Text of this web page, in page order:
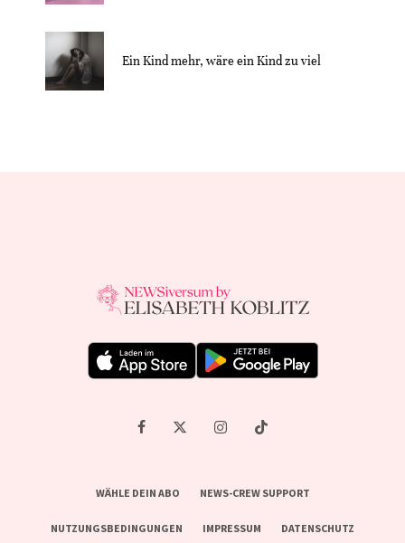
Ein Kind mehr, wäre ein Kind zu viel
WÄHLE DEIN ABO NEWS-CREW SUPPORT
NUTZUNGSBEDINGUNGEN IMPRESSUM DATENSCHUTZ